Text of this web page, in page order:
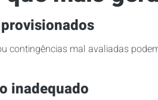
contingências mal avaliadas
inadequado